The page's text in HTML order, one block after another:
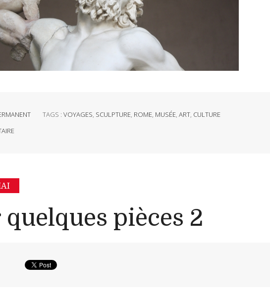
TAGS :VOYAGES, SCULPTURE, ROME, MUSÉE,ART, CULTURE
quelques pièces 2